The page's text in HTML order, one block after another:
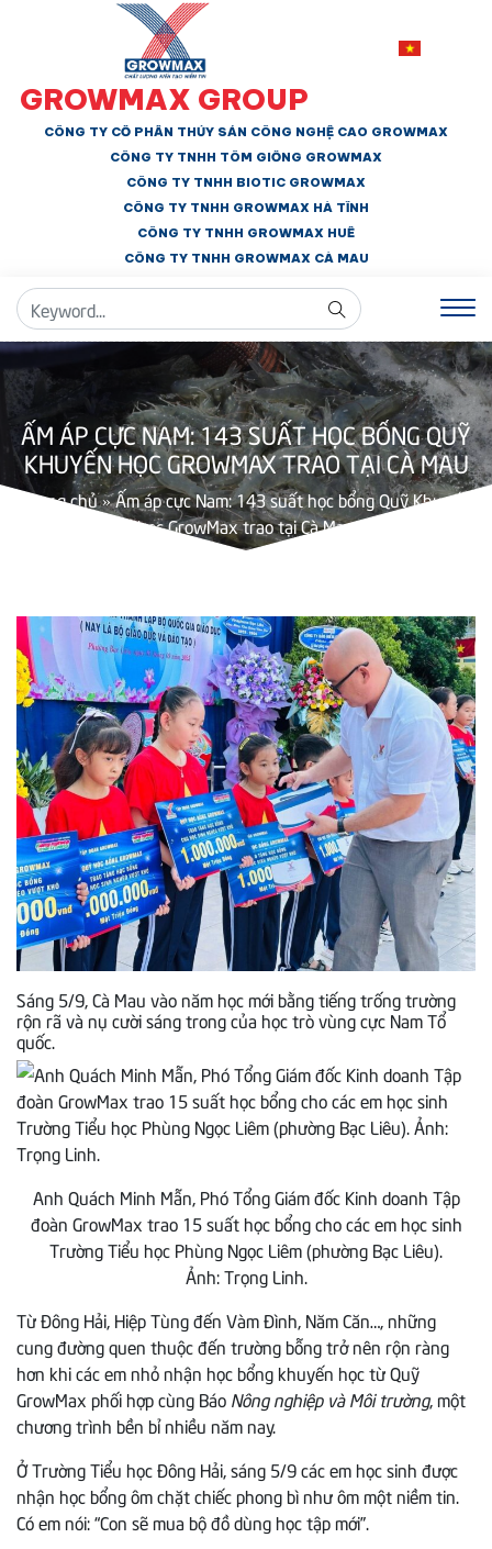
GROWMAX GROUP
CÔNG TY CỔ PHẦN THỦY SẢN CÔNG NGHỆ CAO GROWMAX
CÔNG TY TNHH TÔM GIỐNG GROWMAX
CÔNG TY TNHH BIOTIC GROWMAX
CÔNG TY TNHH GROWMAX HÀ TĨNH
CÔNG TY TNHH GROWMAX HUẾ
CÔNG TY TNHH GROWMAX CÀ MAU
ẤM ÁP CỰC NAM: 143 SUẤT HỌC BỔNG QUỸ
KHUYẾN HỌC GROWMAX TRAO TẠI CÀ MAU
Trang chủ»Ấm áp cực Nam: 143 suất học bổng Quỹ Khuyến
học GrowMax trao tại Cà Mau
Sáng 5/9, Cà Mau vào năm học mới bằng tiếng trống trường
rộn rã và nụ cười sáng trong của học trò vùng cực Nam Tổ
quốc.
Anh Quách Minh Mẫn, Phó Tổng Giám đốc Kinh doanh Tập
đoàn GrowMax trao 15 suất học bổng cho các em học sinh
Trường Tiểu học Phùng Ngọc Liêm (phường Bạc Liêu).
Ảnh: Trọng Linh.
Từ Đông Hải, Hiệp Tùng đến Vàm Đình, Năm Căn…, những
cung đường quen thuộc đến trường bỗng trở nên rộn ràng
hơn khi các em nhỏ nhận học bổng khuyến học từ Quỹ
GrowMax phối hợp cùng Báo Nông nghiệp và Môi trường, một
chương trình bền bỉ nhiều năm nay.
Ở Trường Tiểu học Đông Hải, sáng 5/9 các em học sinh được
nhận học bổng ôm chặt chiếc phong bì như ôm một niềm tin.
Có em nói: “Con sẽ mua bộ đồ dùng học tập mới”.